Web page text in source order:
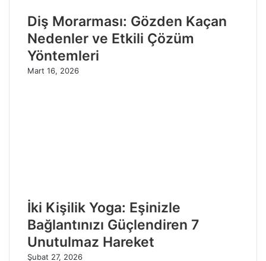
Diş Morarması: Gözden Kaçan
Nedenler ve Etkili Çözüm
Yöntemleri
Mart 16, 2026
İki Kişilik Yoga: Eşinizle
Bağlantınızı Güçlendiren 7
Unutulmaz Hareket
Şubat 27, 2026